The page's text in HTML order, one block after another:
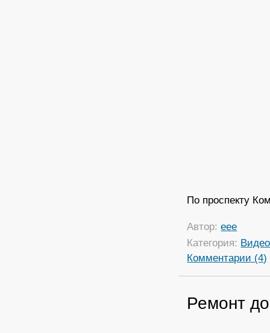
По проспекту
Автор:eee
Категория: Видео
Комментарии (4)
Ремонт